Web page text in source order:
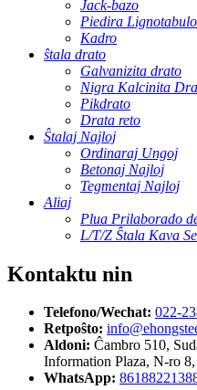
Jack-bazo
Piedira Lignotabulo
Kadro
ŝtala drato
Galvanizita drato
Nigra Kalcinita
Pikdrato
Drata reto
Ŝtalaj Najloj
Ordinaraj Ungoj
Betonaj Najloj
Tegmentaj Najloj
Aliaj
Plua Prilaborado
L/T/Z Ŝtala Kava
Kontaktu nin
Telefono/Wechat: 022-
Retpoŝto:
Aldoni: Ĉambro 510,
Information Plaza, N-ro
WhatsApp: